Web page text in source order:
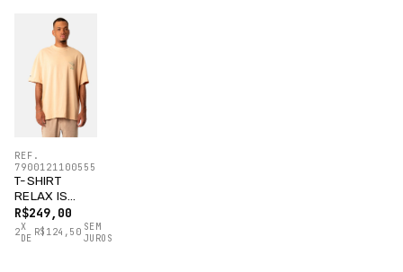
T-SHIRT
RELAX IS
SUMMER
AREIA
R$249,00
2X
DE R$124,50 SEM
JUROS
REF.
7900121100555